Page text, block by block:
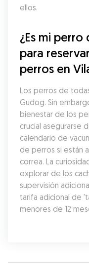
ellos.
¿Es mi
para
perros en
Los perros de
Gudog. Sin
bienestar de los
crucial asegurarse
calendario de
de perros si están
correa. La
explorar de los
supervisión
tarifa adicional de
menores de 12